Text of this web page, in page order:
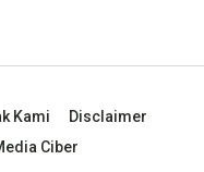
Kami
Disclaimer
Ciber